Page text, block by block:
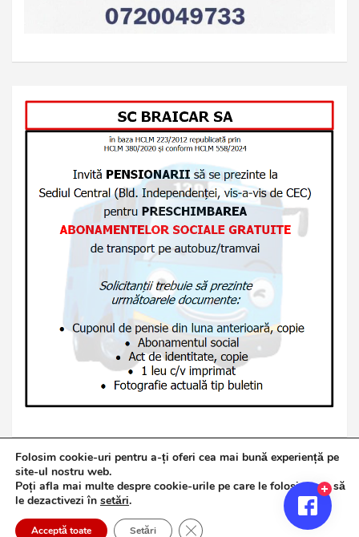
Copyright © 2026Jurnalul de Brăila
Politică de confidențialitate
Theme Horse
Proudly Powered by:WordPress
Folosim cookie-uri pentru a-ți oferi cea mai bună experiență pe
site-ul nostru web.
Poți afla mai multe despre cookie-urile pe care le folosim sau să
le dezactivezi în setări.
Acceptă toate Setări Close GDPR Cookie Banner